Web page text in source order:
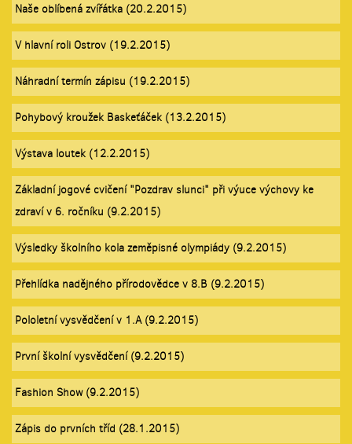
Naše oblíbená zvířátka (20.2.2015)
V hlavní roli Ostrov (19.2.2015)
Náhradní termín zápisu (19.2.2015)
Pohybový kroužek Baskeťáček (13.2.2015)
Výstava loutek (12.2.2015)
Základní jogové cvičení "Pozdrav slunci" při výuce výchovy ke
zdraví v 6. ročníku (9.2.2015)
Výsledky školního kola zeměpisné olympiády (9.2.2015)
Přehlídka nadějného přírodovědce v 8.B (9.2.2015)
Pololetní vysvědčení v 1.A (9.2.2015)
První školní vysvědčení (9.2.2015)
Fashion Show (9.2.2015)
Zápis do prvních tříd (28.1.2015)